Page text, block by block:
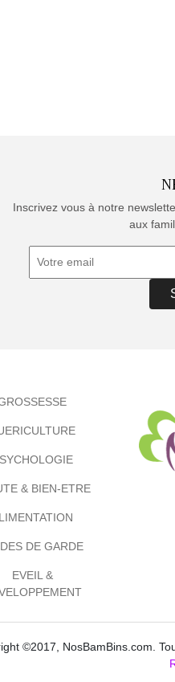
Inscrivez vous à notre
aux
& BIEN-ETRE
DE GARDE
EVEIL &
©2017, NosBamBins.com.